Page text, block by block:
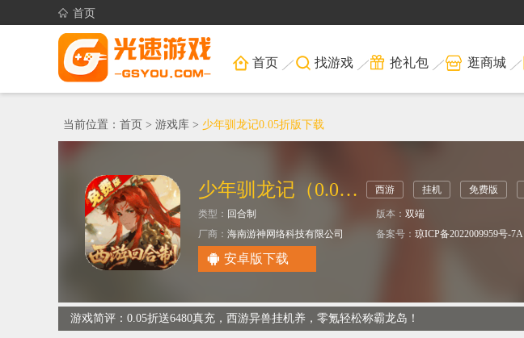
首页
首页 找游戏 抢礼包 逛商城
当前位置： 首页 > 游戏库 > 少年驯龙记0.05折版下载
少年驯龙记（0.05折西游免费版） 西游 挂机 免费版
类型： 回合制 版本： 双端
厂商： 海南游神网络科技有限公司 备案号： 琼ICP备2022009959号-7A
大小：
473.21M
安卓版下载
游戏简评：0.05折送6480真充，西游异兽挂机养，零氪轻松称霸龙岛！